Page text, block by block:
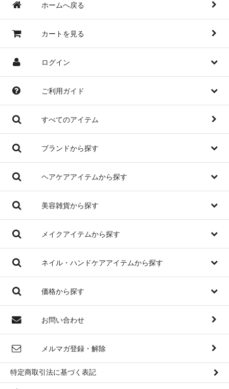
ホームへ戻る
カートを見る
ログイン
ご利用ガイド
すべてのアイテム
ブランドから探す
ヘアケアアイテムから探す
美容雑貨から探す
メイクアイテムから探す
ネイル・ハンドケアアイテムから探す
価格から探す
お問い合わせ
メルマガ登録・解除
特定商取引法に基づく表記